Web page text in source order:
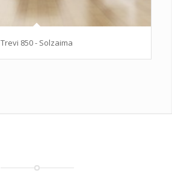
Trevi 850 - Solzaima